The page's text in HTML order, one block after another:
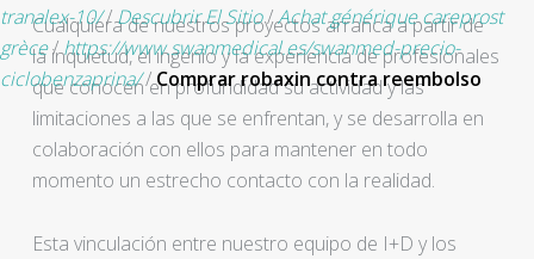
tranalex-10//Descubrir El Sitio/Achat générique careprost
grèce/https://www.swanmedical.es/swanmed-precio-
ciclobenzaprina//Comprar robaxin contra reembolso
Cualquiera de nuestros proyectos arranca a partir de
la inquietud, el ingenio y la experiencia de profesionales
que conocen en profundidad su actividad y las
limitaciones a las que se enfrentan, y se desarrolla en
colaboración con ellos para mantener en todo
momento un estrecho contacto con la realidad.
Esta vinculación entre nuestro equipo de I+D y los